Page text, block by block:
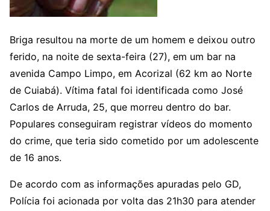
Briga resultou na morte de um homem e deixou outro
ferido, na noite de sexta-feira (27), em um bar na
avenida Campo Limpo, em Acorizal (62 km ao Norte
de Cuiabá). Vítima fatal foi identificada como José
Carlos de Arruda, 25, que morreu dentro do bar.
Populares conseguiram registrar vídeos do momento
do crime, que teria sido cometido por um adolescente
de 16 anos.
De acordo com as informações apuradas pelo GD,
Polícia foi acionada por volta das 21h30 para atender